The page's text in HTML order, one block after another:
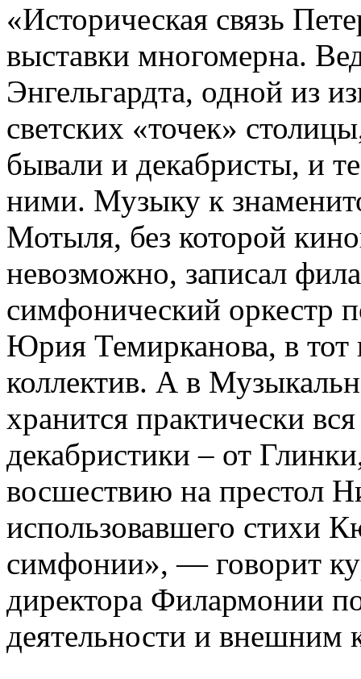
«Историческая связь
выставки многомерна.
Энгельгардта, одной из
светских «точек»
бывали и декабристы, и
ними. Музыку к
Мотыля, без которой
невозможно, записал
симфонический оркестр
Юрия Темирканова, в тот
коллектив. А в
хранится практически
декабристики – от
восшествию на престол
использовавшего стихи
симфонии», — говорит
директора Филармонии
деятельности и